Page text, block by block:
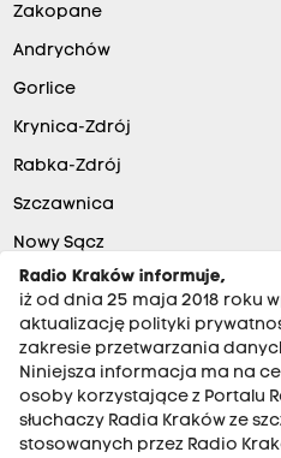
Zakopane
Andrychów
Gorlice
Krynica-Zdrój
Rabka-Zdrój
Szczawnica
Nowy Sącz
Radio Kraków informuje,
iż od dnia 25 maja 2018 roku
aktualizację polityki
zakresie przetwarzania
Niniejsza informacja ma na
osoby korzystające z Portalu
słuchaczy Radia Kraków ze
stosowanych przez Radio